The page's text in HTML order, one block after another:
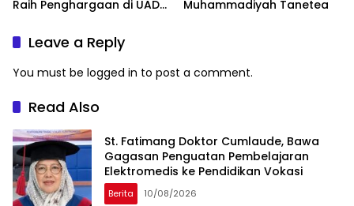
Raih Penghargaan di UAD
Muhammadiyah Tanetea
Leave a Reply
You must be logged in to post a comment.
Read Also
St. Fatimang Doktor Cumlaude, Bawa
Gagasan Penguatan Pembelajaran
Elektromedis ke Pendidikan Vokasi
Berita 10/08/2026